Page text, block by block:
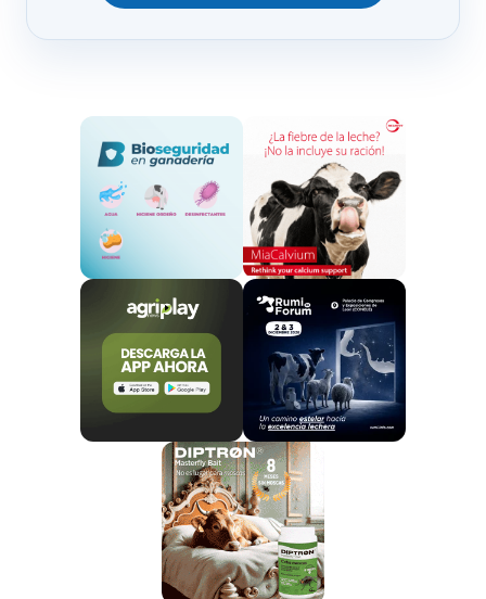
Tras el sacrificio de los animales, la parte muscular
(compuesta principalmente por fibras musculares,
colágeno y grasa) experimenta una serie de
transformaciones que llevan a latransformación
del músculo en carne.
Ambos, la carne y los productos cárnicos, poseen
alto porcentaje de proteínas de alto valor
biológico, vitaminas y sustancias minerales
Estas proteínas son de alto valor biológico porque son
rápidamente digeribles
por nuestro organismo y
nos proporcionan todos los aminoácidos esenciales,
es decir, aquellos quedeben ser aportados por la
ya que el cuerpo humano es incapaz de
producirlos, o de hacerlo en cantidad suficiente.
Por ello, se recomienda su consumo en las